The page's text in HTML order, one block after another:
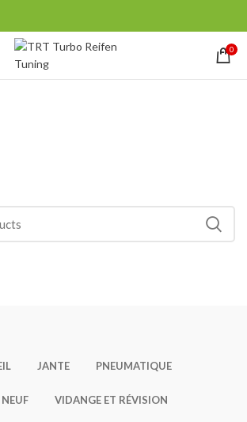
0
JANTE PNEUMATIQUE
VIDANGE ET RÉVISION